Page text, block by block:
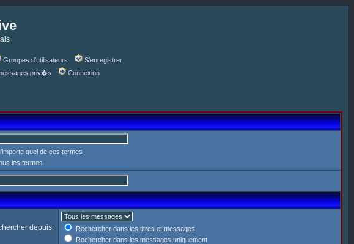
Groupes d'utilisateurs
S'enregistrer
priv�s Connexion
quel de ces termes
les termes
depuis:
Rechercher dans les titres et messages
Rechercher dans les messages uniquement